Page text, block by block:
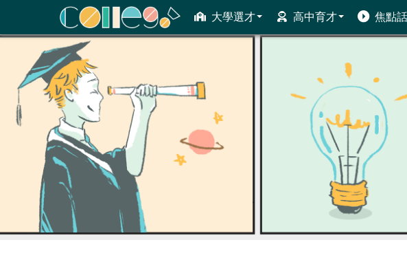
大學選才 高中育才 焦點
ColleGo! 大學選才與高中育才輔助系統